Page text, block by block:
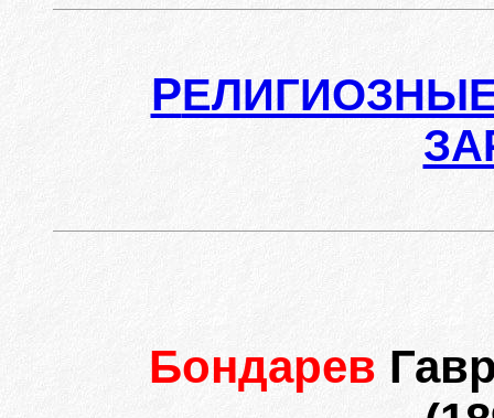
Р
Бондарев